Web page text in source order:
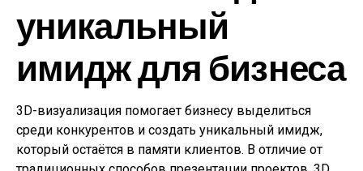
уникальный
имидж для бизнеса
3D-визуализация помогает бизнесу выделиться
среди конкурентов и создать уникальный имидж,
который остаётся в памяти клиентов. В отличие от